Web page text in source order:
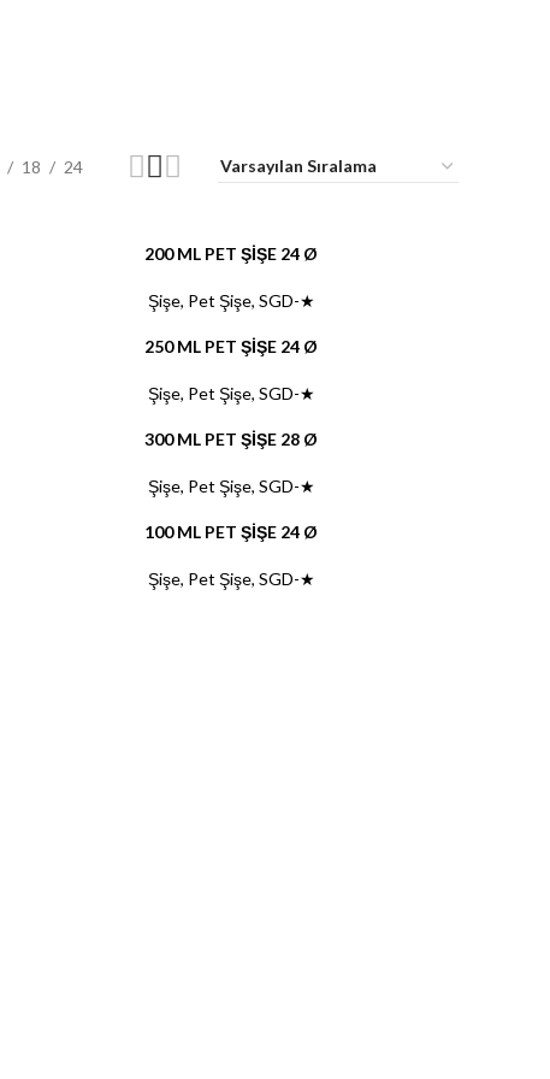
18 24
200 ML PET ŞİŞE 24 Ø
Şişe, Pet Şişe, SGD-★
250 ML PET ŞİŞE 24 Ø
Şişe, Pet Şişe, SGD-★
300 ML PET ŞİŞE 28 Ø
Şişe, Pet Şişe, SGD-★
100 ML PET ŞİŞE 24 Ø
Şişe, Pet Şişe, SGD-★